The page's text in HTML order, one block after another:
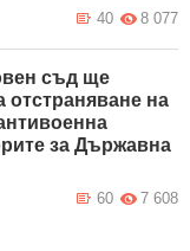
8 077
40
съд ще
отстраняване на
за Държавна
7 608
60